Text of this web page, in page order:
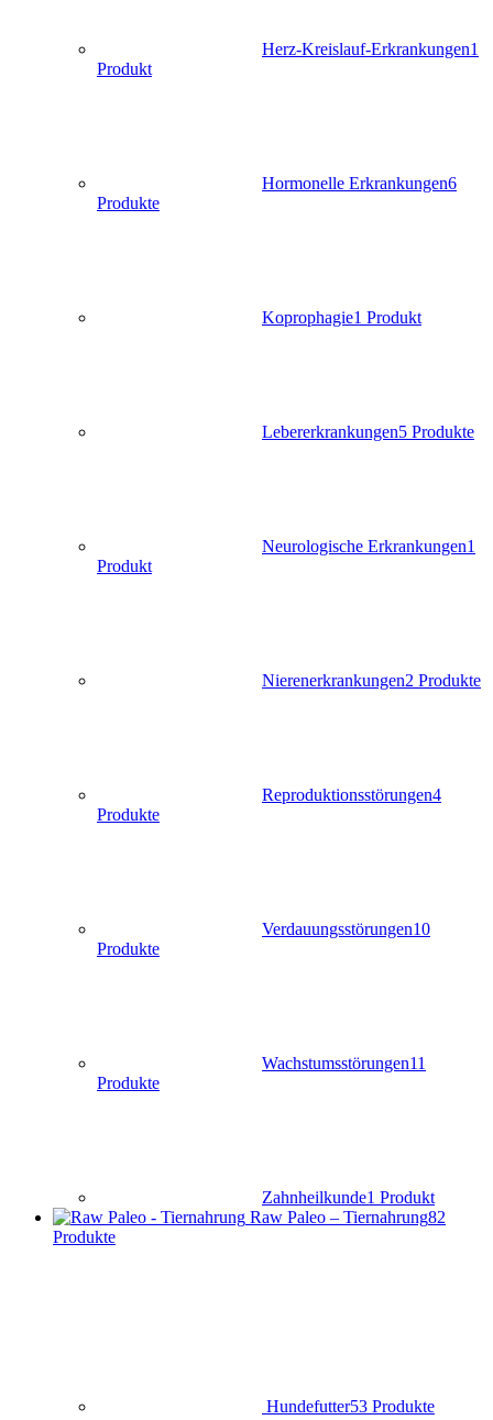
Herz-Kreislauf-Erkrankungen1
Produkt
Hormonelle Erkrankungen6
Produkte
Koprophagie1 Produkt
Lebererkrankungen5 Produkte
Neurologische Erkrankungen1
Produkt
Nierenerkrankungen2 Produkte
Reproduktionsstörungen4
Produkte
Verdauungsstörungen10
Produkte
Wachstumsstörungen11
Produkte
Zahnheilkunde1 Produkt
Raw Paleo – Tiernahrung82
Produkte
Hundefutter53 Produkte